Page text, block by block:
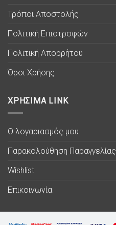
Τρόποι Αποστολής
Πολιτική Επιστροφών
Πολιτική Απορρήτου
Όροι Χρήσης
ΧΡΗΣΙΜΑ LINK
Ο λογαριασμός μου
Παρακολούθηση Παραγγελίας
Wishlist
Επικοινωνία